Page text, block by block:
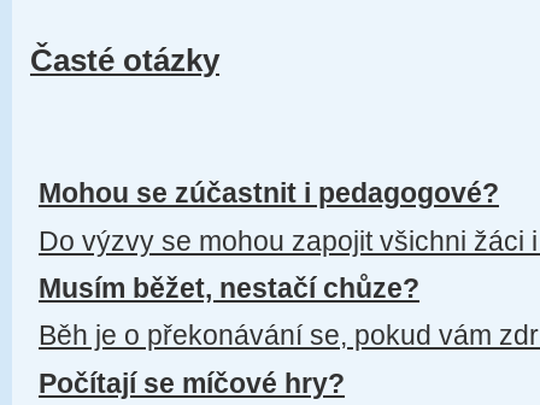
Časté otázky
Mohou se zúčastnit i pedagogové?
Do výzvy se mohou zapojit všichni žáci
Musím běžet, nestačí chůze?
Běh je o překonávání se, pokud vám
Počítají se míčové hry?